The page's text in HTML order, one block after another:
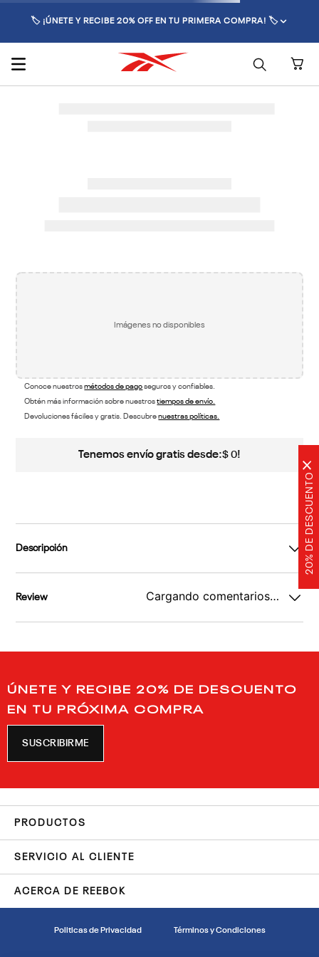
20% DE DESCUENTO
×
🏷️ ¡ÚNETE Y RECIBE 20% OFF EN TU PRIMERA COMPRA! 🏷️
Imágenes no disponibles
Conoce nuestrosmétodos de pagoseguros y confiables.
Obtén más información sobre nuestrostiempos de envío.
Devoluciones fáciles y gratis. Descubrenuestras políticas.
Tenemos envío gratis desde:$ 0!
Descripción
Review Cargando comentarios…
ÚNETE Y RECIBE 20% DE DESCUENTO
EN TU PRÓXIMA COMPRA
SUSCRIBIRME
PRODUCTOS
SERVICIO AL CLIENTE
ACERCA DE REEBOK
Politicas de Privacidad Términos y Condiciones